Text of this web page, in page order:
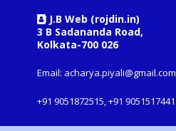
J.B Web (rojdin.in)
3 B Sadananda Road,
Kolkata-700 026
Email: acharya.piyali@gmail.com
+91 9051872515, +91 9051517441